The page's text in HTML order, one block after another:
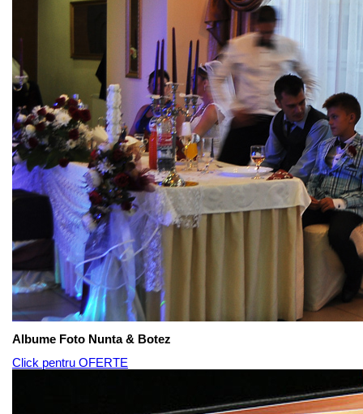
Albume Foto Nunta & Botez
Click pentru OFERTE